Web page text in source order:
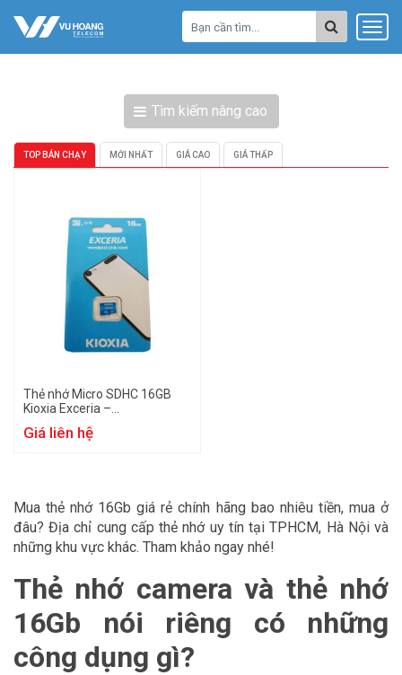
Tìm kiếm nâng cao
TOP BÁN CHẠY MỚI NHẤT GIÁ CAO GIÁ THẤP
Thẻ nhớ Micro SDHC 16GB
Kioxia Exceria –
Giá liên hệ
Mua thẻ nhớ 16Gb giá rẻ chính hãng bao nhiêu tiền, mua ở
đâu? Địa chỉ cung cấp thẻ nhớ uy tín tại TPHCM, Hà Nội và
những khu vực khác. Tham khảo ngay nhé!
Thẻ nhớ camera và thẻ nhớ
16Gb nói riêng có những
công dụng gì?